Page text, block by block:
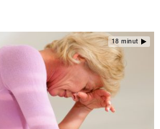
18 minut